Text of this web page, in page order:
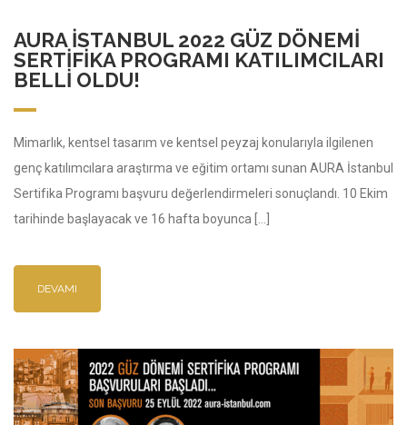
AURA İSTANBUL 2022 GÜZ DÖNEMI
SERTIFIKA PROGRAMI KATILIMCILARI
BELLI OLDU!
Mimarlık, kentsel tasarım ve kentsel peyzaj konularıyla ilgilenen
genç katılımcılara araştırma ve eğitim ortamı sunan AURA İstanbul
Sertifika Programı başvuru değerlendirmeleri sonuçlandı. 10 Ekim
tarihinde başlayacak ve 16 hafta boyunca […]
DEVAMI